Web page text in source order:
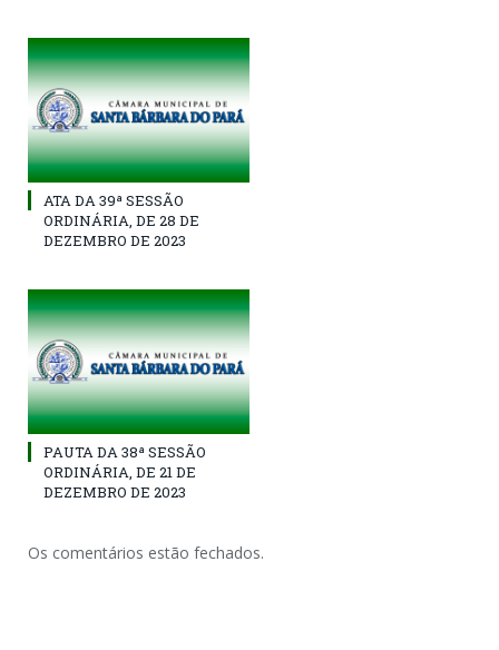
ATA DA 39ª SESSÃO
ORDINÁRIA, DE 28 DE
DEZEMBRO DE 2023
PAUTA DA 38ª SESSÃO
ORDINÁRIA, DE 21 DE
DEZEMBRO DE 2023
Os comentários estão fechados.